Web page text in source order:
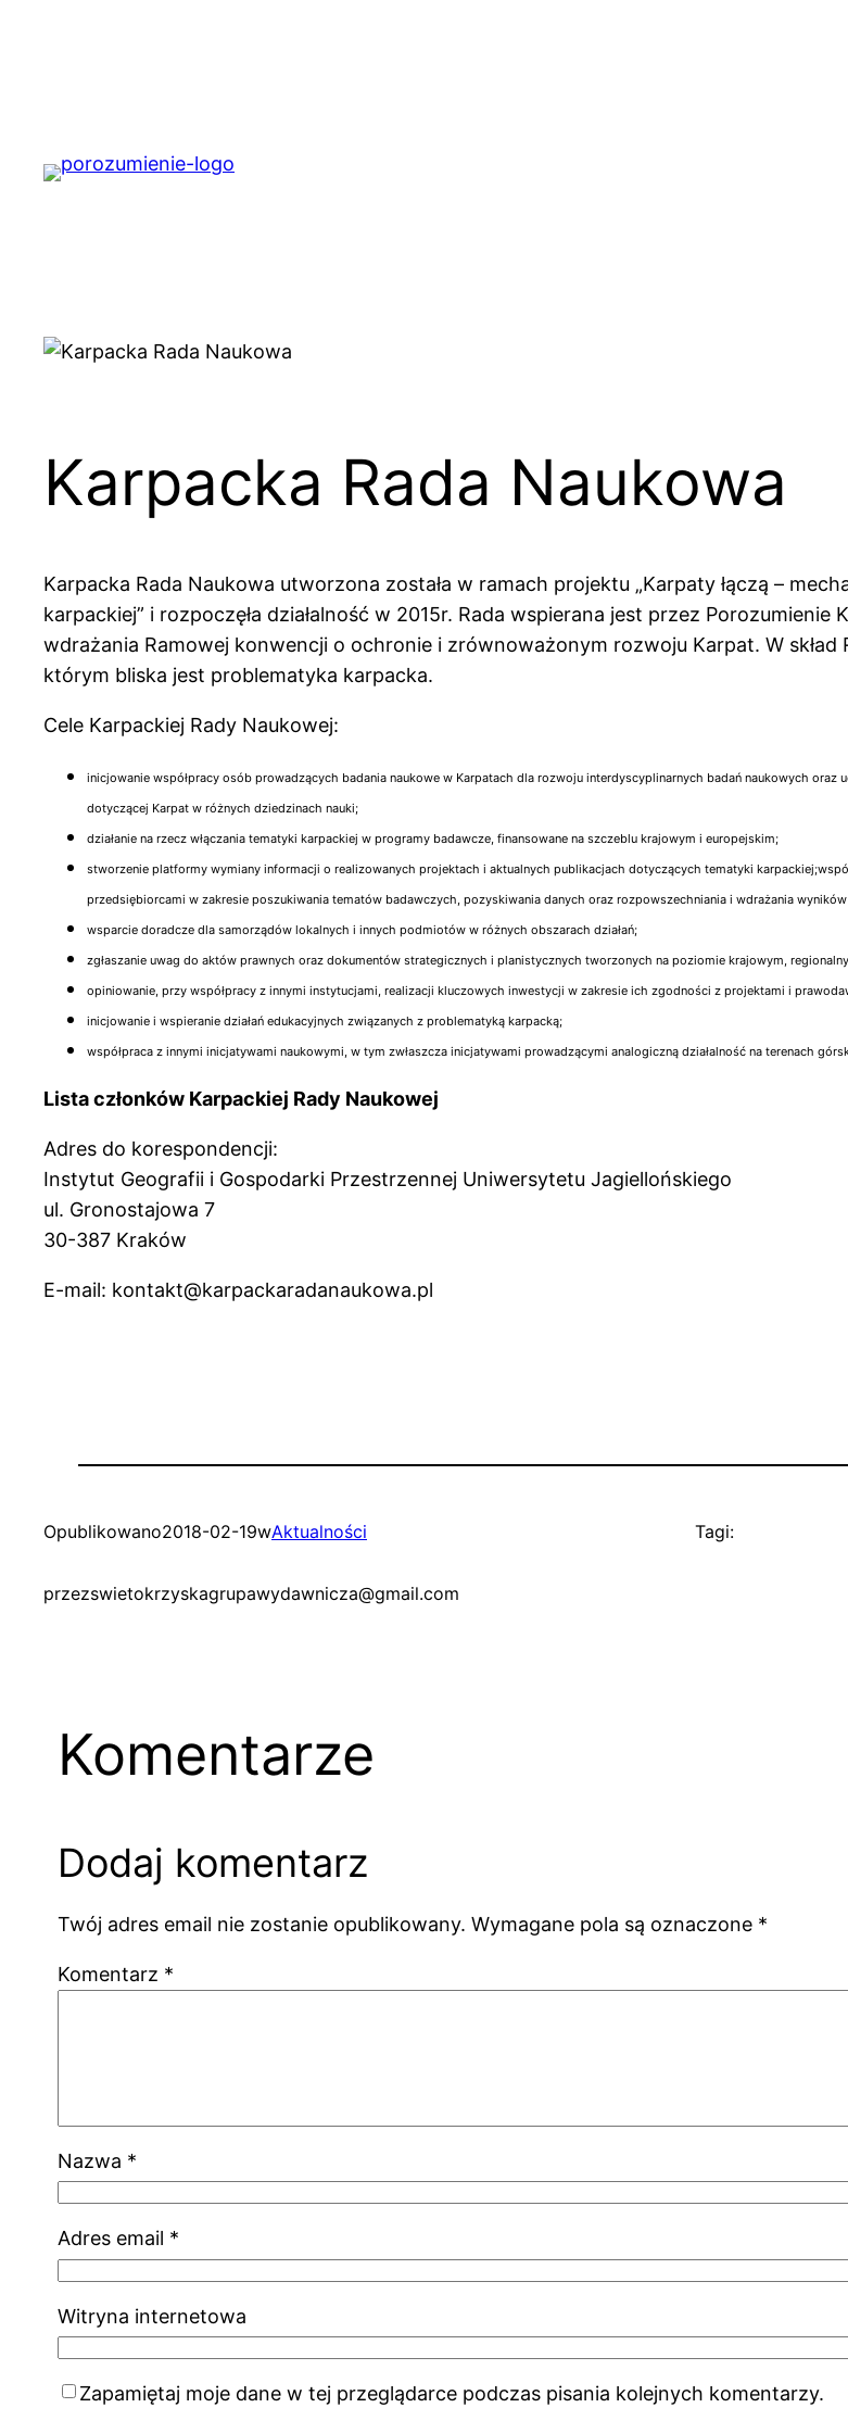
Karpacka Rada Naukowa
Karpacka Rada Naukowa utworzona została w ramach projektu „Karpaty łączą –
karpackiej” i rozpoczęła działalność w 2015r. Rada wspierana jest przez
wdrażania Ramowej konwencji o ochronie i zrównoważonym rozwoju Karpat. W
którym bliska jest problematyka karpacka.
Cele Karpackiej Rady Naukowej:
inicjowanie współpracy osób prowadzących badania naukowe w Karpatach dla rozwoju interdyscyplinarnych badań naukowych
dotyczącej Karpat w różnych dziedzinach nauki;
działanie na rzecz włączania tematyki karpackiej w programy badawcze, finansowane na szczeblu krajowym i europejskim;
stworzenie platformy wymiany informacji o realizowanych projektach i aktualnych publikacjach dotyczących tematyki
przedsiębiorcami w zakresie poszukiwania tematów badawczych, pozyskiwania danych oraz rozpowszechniania i wdrażania
wsparcie doradcze dla samorządów lokalnych i innych podmiotów w różnych obszarach działań;
zgłaszanie uwag do aktów prawnych oraz dokumentów strategicznych i planistycznych tworzonych na poziomie krajowym,
opiniowanie, przy współpracy z innymi instytucjami, realizacji kluczowych inwestycji w zakresie ich zgodności z projektami i
inicjowanie i wspieranie działań edukacyjnych związanych z problematyką karpacką;
współpraca z innymi inicjatywami naukowymi, w tym zwłaszcza inicjatywami prowadzącymi analogiczną działalność na terenach
Lista członków Karpackiej Rady Naukowej
Adres do korespondencji:
Instytut Geografii i Gospodarki Przestrzennej Uniwersytetu Jagiellońskiego
ul. Gronostajowa 7
30-387 Kraków
E-mail: kontakt@karpackaradanaukowa.pl
Opublikowano2018-02-19wAktualności
przezswietokrzyskagrupawydawnicza@gmail.com
Tagi:
Komentarze
Dodaj komentarz
Twój adres email nie zostanie opublikowany. Wymagane pola są oznaczone *
Komentarz *
Nazwa *
Adres email *
Witryna internetowa
Zapamiętaj moje dane w tej przeglądarce podczas pisania kolejnych komentarzy.